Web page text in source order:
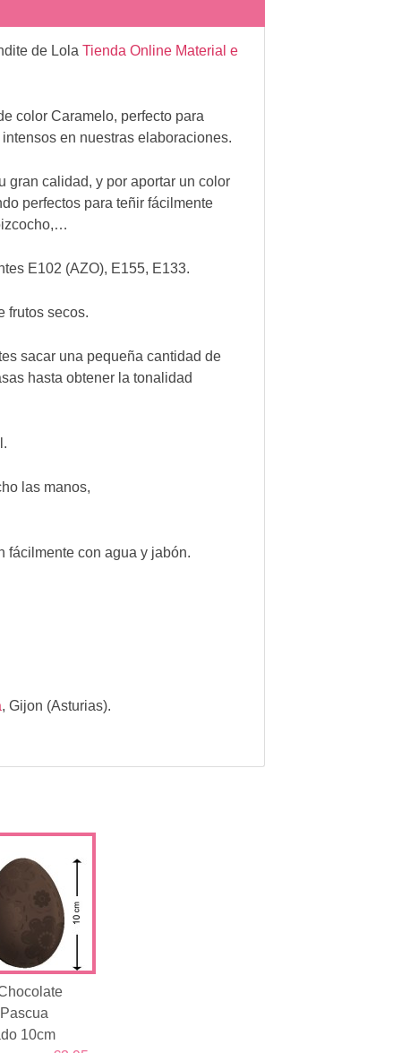
de Lola Tienda Online Material e
color Caramelo, perfecto para
en nuestras elaboraciones.
gran calidad, y por aportar un color
perfectos para teñir fácilmente
E102 (AZO), E155, E133.
frutos secos.
sacar una pequeña cantidad de
hasta obtener la tonalidad
las manos,
fácilmente con agua y jabón.
, Gijon (Asturias).
10cm